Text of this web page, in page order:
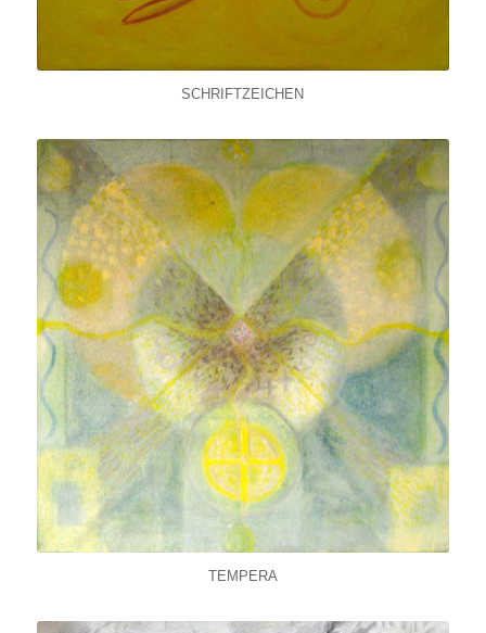
SCHRIFTZEICHEN
TEMPERA